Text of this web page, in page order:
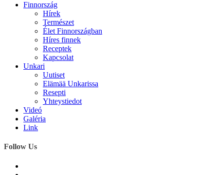
Finnország
Hírek
Természet
Élet Finnországban
Híres finnek
Receptek
Kapcsolat
Unkari
Uutiset
Elämää Unkarissa
Resepti
Yhteystiedot
Videó
Galéria
Link
Follow Us